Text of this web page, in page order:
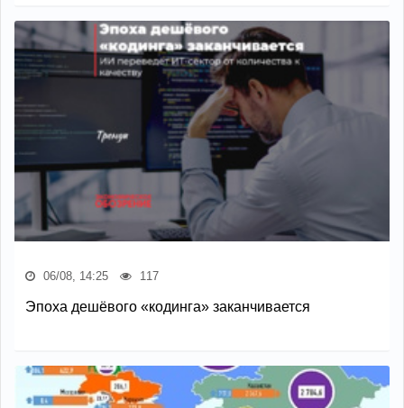
06/08, 14:25 117
Эпоха дешёвого «кодинга» заканчивается